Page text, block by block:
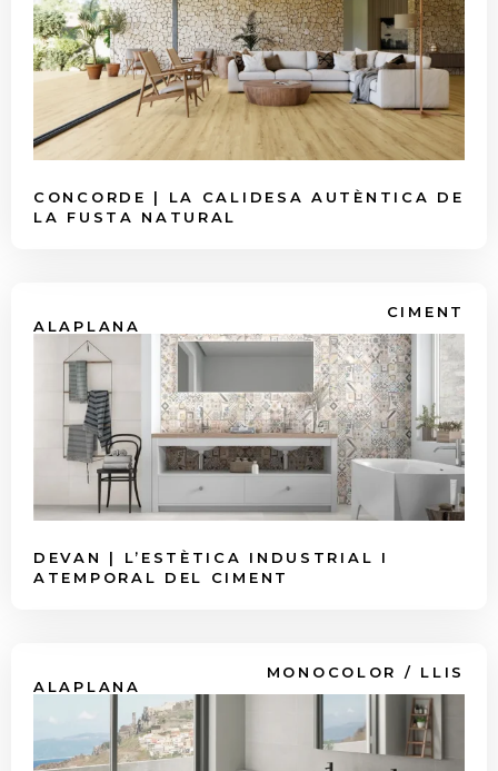
CONCORDE | LA CALIDESA AUTÈNTICA DE
LA FUSTA NATURAL
CIMENT
ALAPLANA
DEVAN | L’ESTÈTICA INDUSTRIAL I
ATEMPORAL DEL CIMENT
MONOCOLOR / LLIS
ALAPLANA